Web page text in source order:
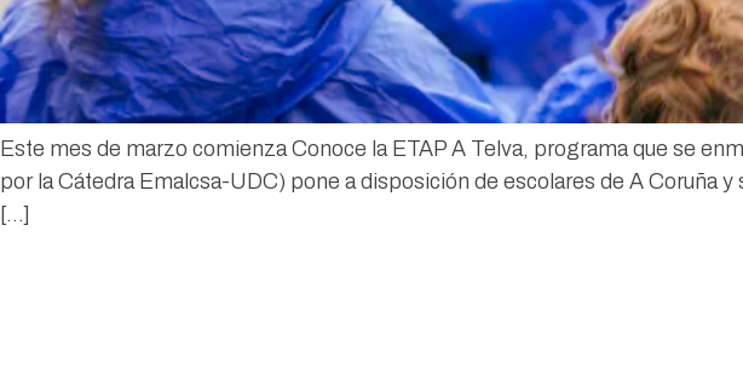
Este mes de marzo comienza Conoce la ETAP A Telva, programa que se
por la Cátedra Emalcsa-UDC) pone a disposición de escolares de A Coruña
[…]